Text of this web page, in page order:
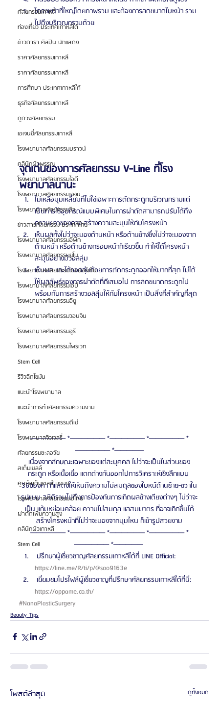
ศัลยกรรมเกาหลี
ท่องเที่ยว ประเทศเกาหลีใต้
ข่าวดารา ศิลปิน นักแสดง
ราคาศัลยกรรมเกาหลี
ราคาศัลยกรรมเกาหลี
การศึกษา ประเทศเกาหลีใต้
ธุรกิจศัลยกรรมเกาหลี
ดูดวงศัลยกรรม
เอเจนซี่ศัลยกรรมเกาหลี
โรงพยาบาลศัลยกรรมบราวน์
คลินิกผิวพรรณ
โรงพยาบาลศัลยกรรมไอดี
โรงพยาบาลศัลยกรรมเจจุน
โรงพยาบาลศัลยกรรมวิว
ข่าวสารศัลยกรรม ประเทศไทย
โรงพยาบาลศัลยกรรมอีพิก
โรงพยาบาลศัลยกรรมยูโน
โรงพยาบาลศัลยกรรมวันเปอร์เซ็น
โรงพยาบาลศัลยกรรมเอบี
โรงพยาบาลศัลยกรรมอียู
โรงพยาบาลศัลยกรรมวอนจิน
โรงพยาบาลศัลยกรรมอูรี
โรงพยาบาลศัลยกรรมไพรเวท
Stem Cell
รีวิวฉีดไขมัน
แนะนำโรงพยาบาล
แนะนำการทำศัลยกรรมความงาม
โรงพยาบาลศัลยกรรมดีเซ่
โรงพยาบาลจิวเวลรี่
ศัลยกรรมชะลอวัย
สเต็มเซลล์
ศูนย์สเต็มเซลล์ บงบง
โรงพยาบาลศัลยกรรมเอโตน
ผ่าตัดเพิ่มความสูง
คลินิกผิวเกาหลี
Stem Cell
โครงหน้าที่ใหญ่โดยภาพรวม และต้องการลดขนาดใบหน้า รวม
ไปถึงบริเวณกรามด้วย
จุดเด่นของการศัลยกรรม V-Line ที่โรง
พยาบาลนานะ
ไม่เหลือมุมเหลี่ยมที่ไม่ใช่เฉพาะการตัดกระดูกบริเวณกรามแต่
เป็นการใช้อุปกรณ์แบบพิเศษในการผ่าตัดสามารถปรับได้ถึง
ความยาวของคาง สร้างความละมุนให้กับโครงหน้า
เห็นผลทั้งไม่ว่าจะมองด้านหน้า หรือด้านข้างซึ่งไม่ว่าจะมองจาก
ด้านหน้า หรือด้านข้างกรอบหน้าก็เรียวขึ้น ทำให้ได้โครงหน้า
ละมุนอย่างมีวอลลุ่ม
เห็นผล และได้วอลลุ่มด้วยการตัดกระดูกออกให้มากที่สุด ไม่ได้
ให้ผลลัพธ์ของการผ่าตัดที่ดีเสมอไป การลดขนาดกระดูกไป
พร้อมกับการสร้างวอลลุ่มให้กับโครงหน้า เป็นสิ่งที่สำคัญที่สุด
—————— *—————— *—————— *—————— *
—————— *—————
เนื่องจากลักษณะเฉพาะของแต่ละบุคคล ไม่ว่าจะเป็นในส่วนของ
กระดูก หรือเนื้อเยื่อ แตกต่างกันออกไปการวิเคราะห์เชิงลึกแบบ
360องศา ที่แสดงให้เห็นถึงความไม่สมดุลของใบหน้ด้านซ้าย-ขวาใน
รูปแบบ 3มิติรวมไปถึงการป้องกันการเกิดผลข้างเตียงต่างๆ ไม่ว่าจะ
เป็น แก้มหย่อนคล้อย ความไม่สมดุล แลสมมาตร ที่อาจเกิดขึ้นได้
สร้างโครงหน้าที่ไม่ว่าจะมองจากมุมไหน ก็เข้ารูปสวยงาม
—————— *—————— *—————— *—————— *
—————— *—————
ปรึกษาผู้เชี่ยวชาญศัลยกรรมเกาหลีได้ที่ LINE Official:
https://line.me/R/ti/p/@soo9163e
เยี่ยมชมโปรไฟล์ผู้เชี่ยวชาญที่ปรึกษาศัลยกรรมเกาหลีได้ที่นี่:
https://oppame.co.th/
#NanaPlasticSurgery
Beauty Tips
โพสต์ล่าสุด ดูทั้งหมด